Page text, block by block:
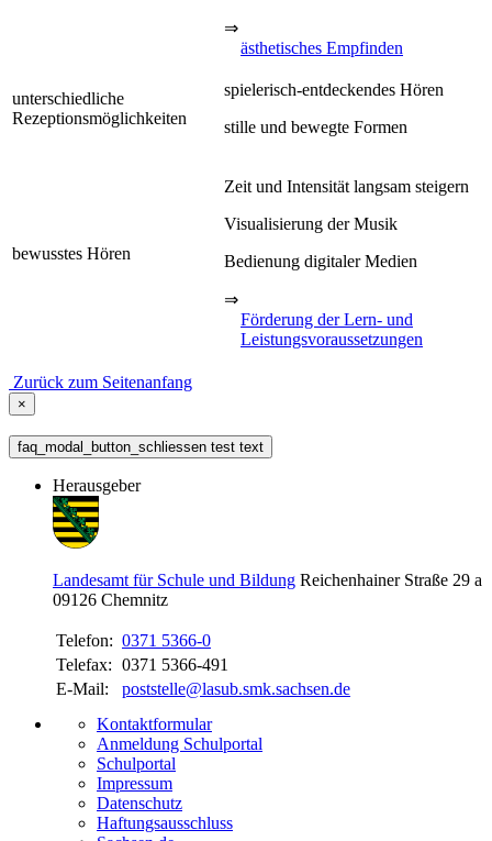
⇒
ästhetisches Empfinden
unterschiedliche
Rezeptionsmöglichkeiten
spielerisch-entdeckendes Hören
stille und bewegte Formen
bewusstes Hören
Zeit und Intensität langsam steigern
Visualisierung der Musik
Bedienung digitaler Medien
⇒
Förderung der Lern- und
Leistungsvoraussetzungen
Zurück zum Seitenanfang
×
faq_modal_button_schliessen test text
Herausgeber
Landesamt für Schule und Bildung Reichenhainer Straße 29 a
09126 Chemnitz
Telefon: 0371 5366-0
Telefax: 0371 5366-491
E-Mail:
poststelle@lasub.smk.sachsen.de
Kontaktformular
Anmeldung Schulportal
Schulportal
Impressum
Datenschutz
Haftungsausschluss